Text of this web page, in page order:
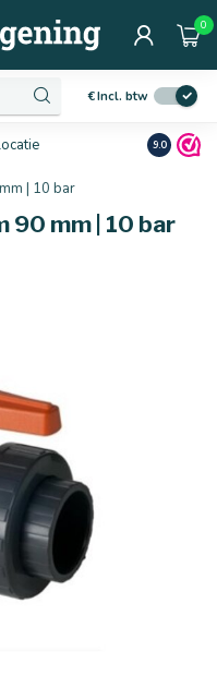
0
€Incl. btw
Ruim10
9.0
| 10 bar
90 mm | 10 bar